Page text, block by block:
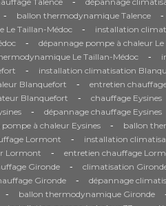
- ballon thermodynamique Talence -
Le Taillan-Médoc - installation
- dépannage pompe à chaleur
Le Taillan-Médoc -
- installation climatisation
Blanquefort - entretien
Blanquefort - chauffage Eysines
- dépannage chauffage Eysines
à chaleur Eysines - ballon
Lormont - installation
Lormont - entretien chauffage
Gironde - climatisation
Gironde - dépannage
- ballon thermodynamique Gironde